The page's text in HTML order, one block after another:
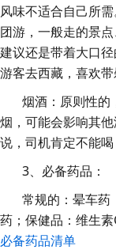
风味不适合自己所
团游，一般走的景
建议还是带着大口
游客去西藏，喜欢带
烟酒：原则性的
烟，可能会影响其
说，司机肯定不能
3、必备药品：
常规的：晕车药
药；保健品：维生
必备药品清单